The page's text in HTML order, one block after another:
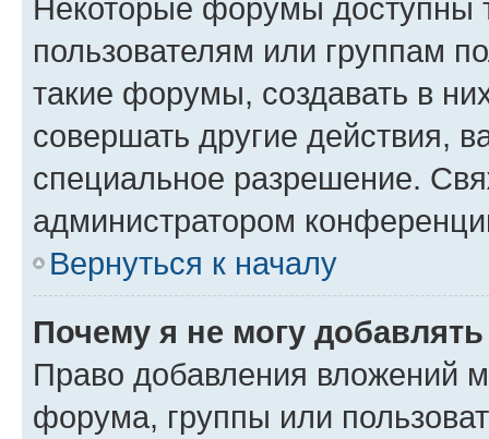
Некоторые форумы доступны
пользователям или группам
такие форумы, создавать в
совершать другие действия,
специальное разрешение.
администратором
Вернуться к началу
Почему я не могу
Право добавления вложений
форума, группы или